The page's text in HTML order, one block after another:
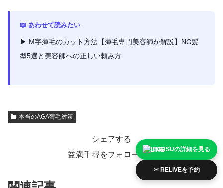
📖 あわせて読みたい
▶ M字薄毛のカット方法【薄毛専門美容師が解説】NG髪
型5選と美容師への正しい頼み方
本当のAGA薄毛対策
シェアする
益満千尋をフォローする
EGUSUの詳細を見る
✂ RELIVEを予約